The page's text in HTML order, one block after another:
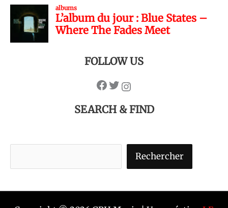
FOLLOW US
SEARCH & FIND
Rechercher